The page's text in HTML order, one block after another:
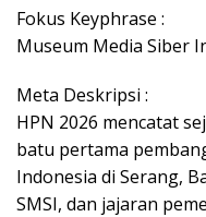
Fokus Keyphrase :
Museum Media Siber
Meta Deskripsi :
HPN 2026 mencatat
batu pertama
Indonesia di Serang,
SMSI, dan jajaran